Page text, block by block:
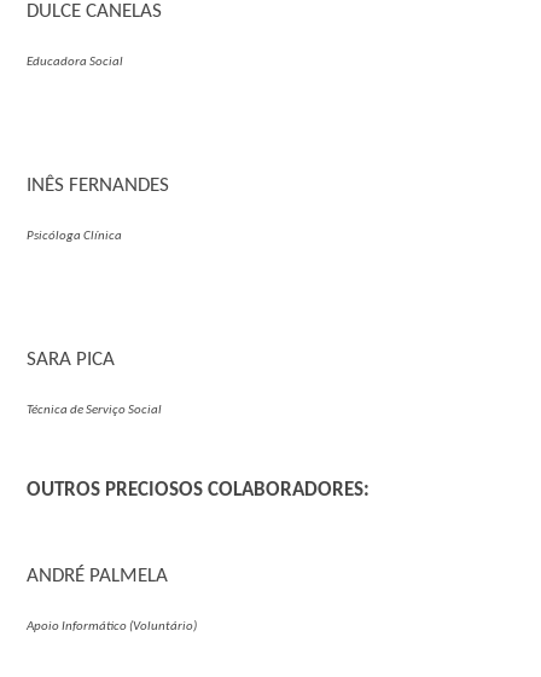
DULCE CANELAS
Educadora Social
INÊS FERNANDES
Psicóloga Clínica
SARA PICA
Técnica de Serviço Social
OUTROS PRECIOSOS COLABORADORES:
ANDRÉ PALMELA
Apoio Informático (Voluntário)